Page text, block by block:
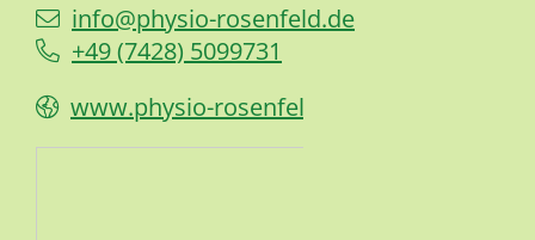
info@physio-rosenfeld.de
+49 (7428) 5099731
www.physio-rosenfeld.de